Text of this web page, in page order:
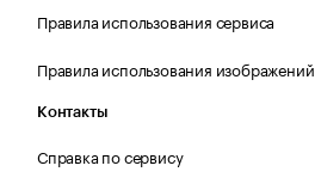
Правила использования сервиса
Правила использования изображений
Контакты
Справка по сервису